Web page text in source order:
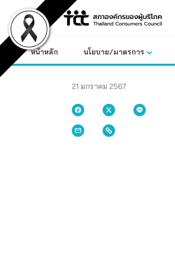
content
หน้าหลัก นโยบาย/มาตรการ
21 มกราคม 2567